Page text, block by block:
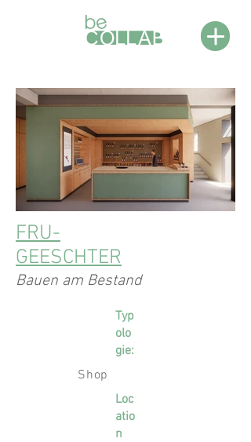
FRU-
GEESCHTER
Bauen am Bestand
Typ
olo
gie:
Shop
Loc
atio
n